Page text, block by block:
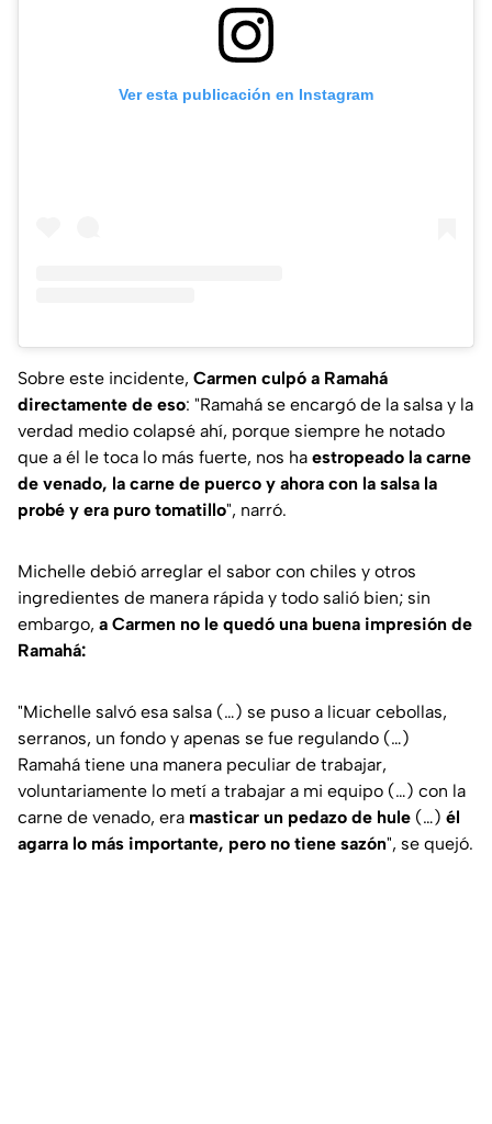
Ver esta publicación en Instagram
Sobre este incidente, Carmen culpó a Ramahá
directamente de eso: "Ramahá se encargó de la salsa y la
verdad medio colapsé ahí, porque siempre he notado
que a él le toca lo más fuerte, nos ha estropeado la carne
de venado, la carne de puerco y ahora con la salsa la
probé y era puro tomatillo", narró.
Michelle debió arreglar el sabor con chiles y otros
ingredientes de manera rápida y todo salió bien; sin
embargo, a Carmen no le quedó una buena impresión de
Ramahá:
"Michelle salvó esa salsa (…) se puso a licuar cebollas,
serranos, un fondo y apenas se fue regulando (…)
Ramahá tiene una manera peculiar de trabajar,
voluntariamente lo metí a trabajar a mi equipo (…) con la
carne de venado, era masticar un pedazo de hule (…) él
agarra lo más importante, pero no tiene sazón", se quejó.